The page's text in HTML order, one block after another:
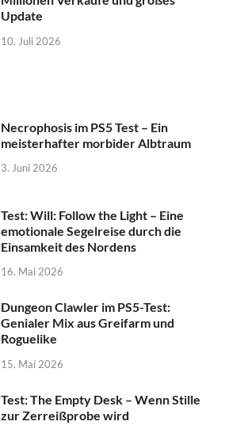
Update
10. Juli 2026
Necrophosis im PS5 Test – Ein
meisterhafter morbider Albtraum
3. Juni 2026
Test: Will: Follow the Light – Eine
emotionale Segelreise durch die
Einsamkeit des Nordens
16. Mai 2026
Dungeon Clawler im PS5-Test:
Genialer Mix aus Greifarm und
Roguelike
15. Mai 2026
Test: The Empty Desk – Wenn Stille
zur Zerreißprobe wird